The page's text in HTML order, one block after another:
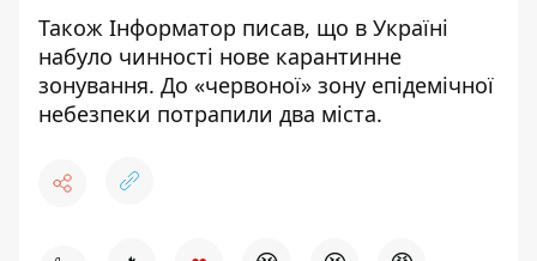
Також Інформатор писав, що в Україні
набуло чинності нове карантинне
зонування. До «червоної» зону епідемічної
небезпеки потрапили два міста.